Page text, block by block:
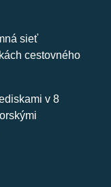
sieť
cestovného
v 8